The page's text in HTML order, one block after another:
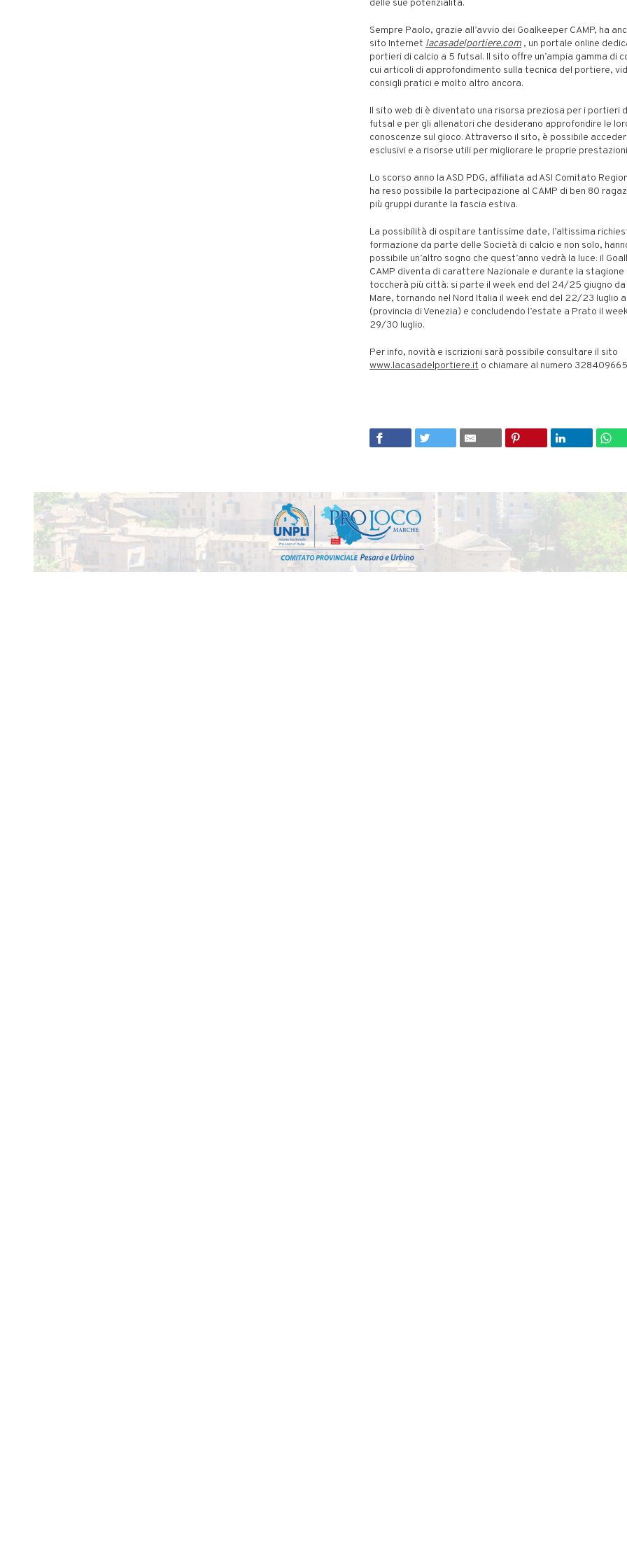
delle sue potenzialità.
Sempre Paolo, grazie all’avvio dei Goalkeeper CAMP, ha
sito Internet lacasadelportiere.com , un portale online
portieri di calcio a 5 futsal. Il sito offre un’ampia gamma di
cui articoli di approfondimento sulla tecnica del portiere,
consigli pratici e molto altro ancora.
Il sito web di è diventato una risorsa preziosa per i portieri
futsal e per gli allenatori che desiderano approfondire le
conoscenze sul gioco. Attraverso il sito, è possibile
esclusivi e a risorse utili per migliorare le proprie
Lo scorso anno la ASD PDG, affiliata ad ASI Comitato
ha reso possibile la partecipazione al CAMP di ben 80
più gruppi durante la fascia estiva.
La possibilità di ospitare tantissime date, l’altissima
formazione da parte delle Società di calcio e non solo,
possibile un’altro sogno che quest’anno vedrà la luce: il
CAMP diventa di carattere Nazionale e durante la
toccherà più città: si parte il week end del 24/25 giugno da
Mare, tornando nel Nord Italia il week end del 22/23 luglio
(provincia di Venezia) e concludendo l’estate a Prato il
29/30 luglio.
Per info, novità e iscrizioni sarà possibile consultare il sito
www.lacasadelportiere.it o chiamare al numero